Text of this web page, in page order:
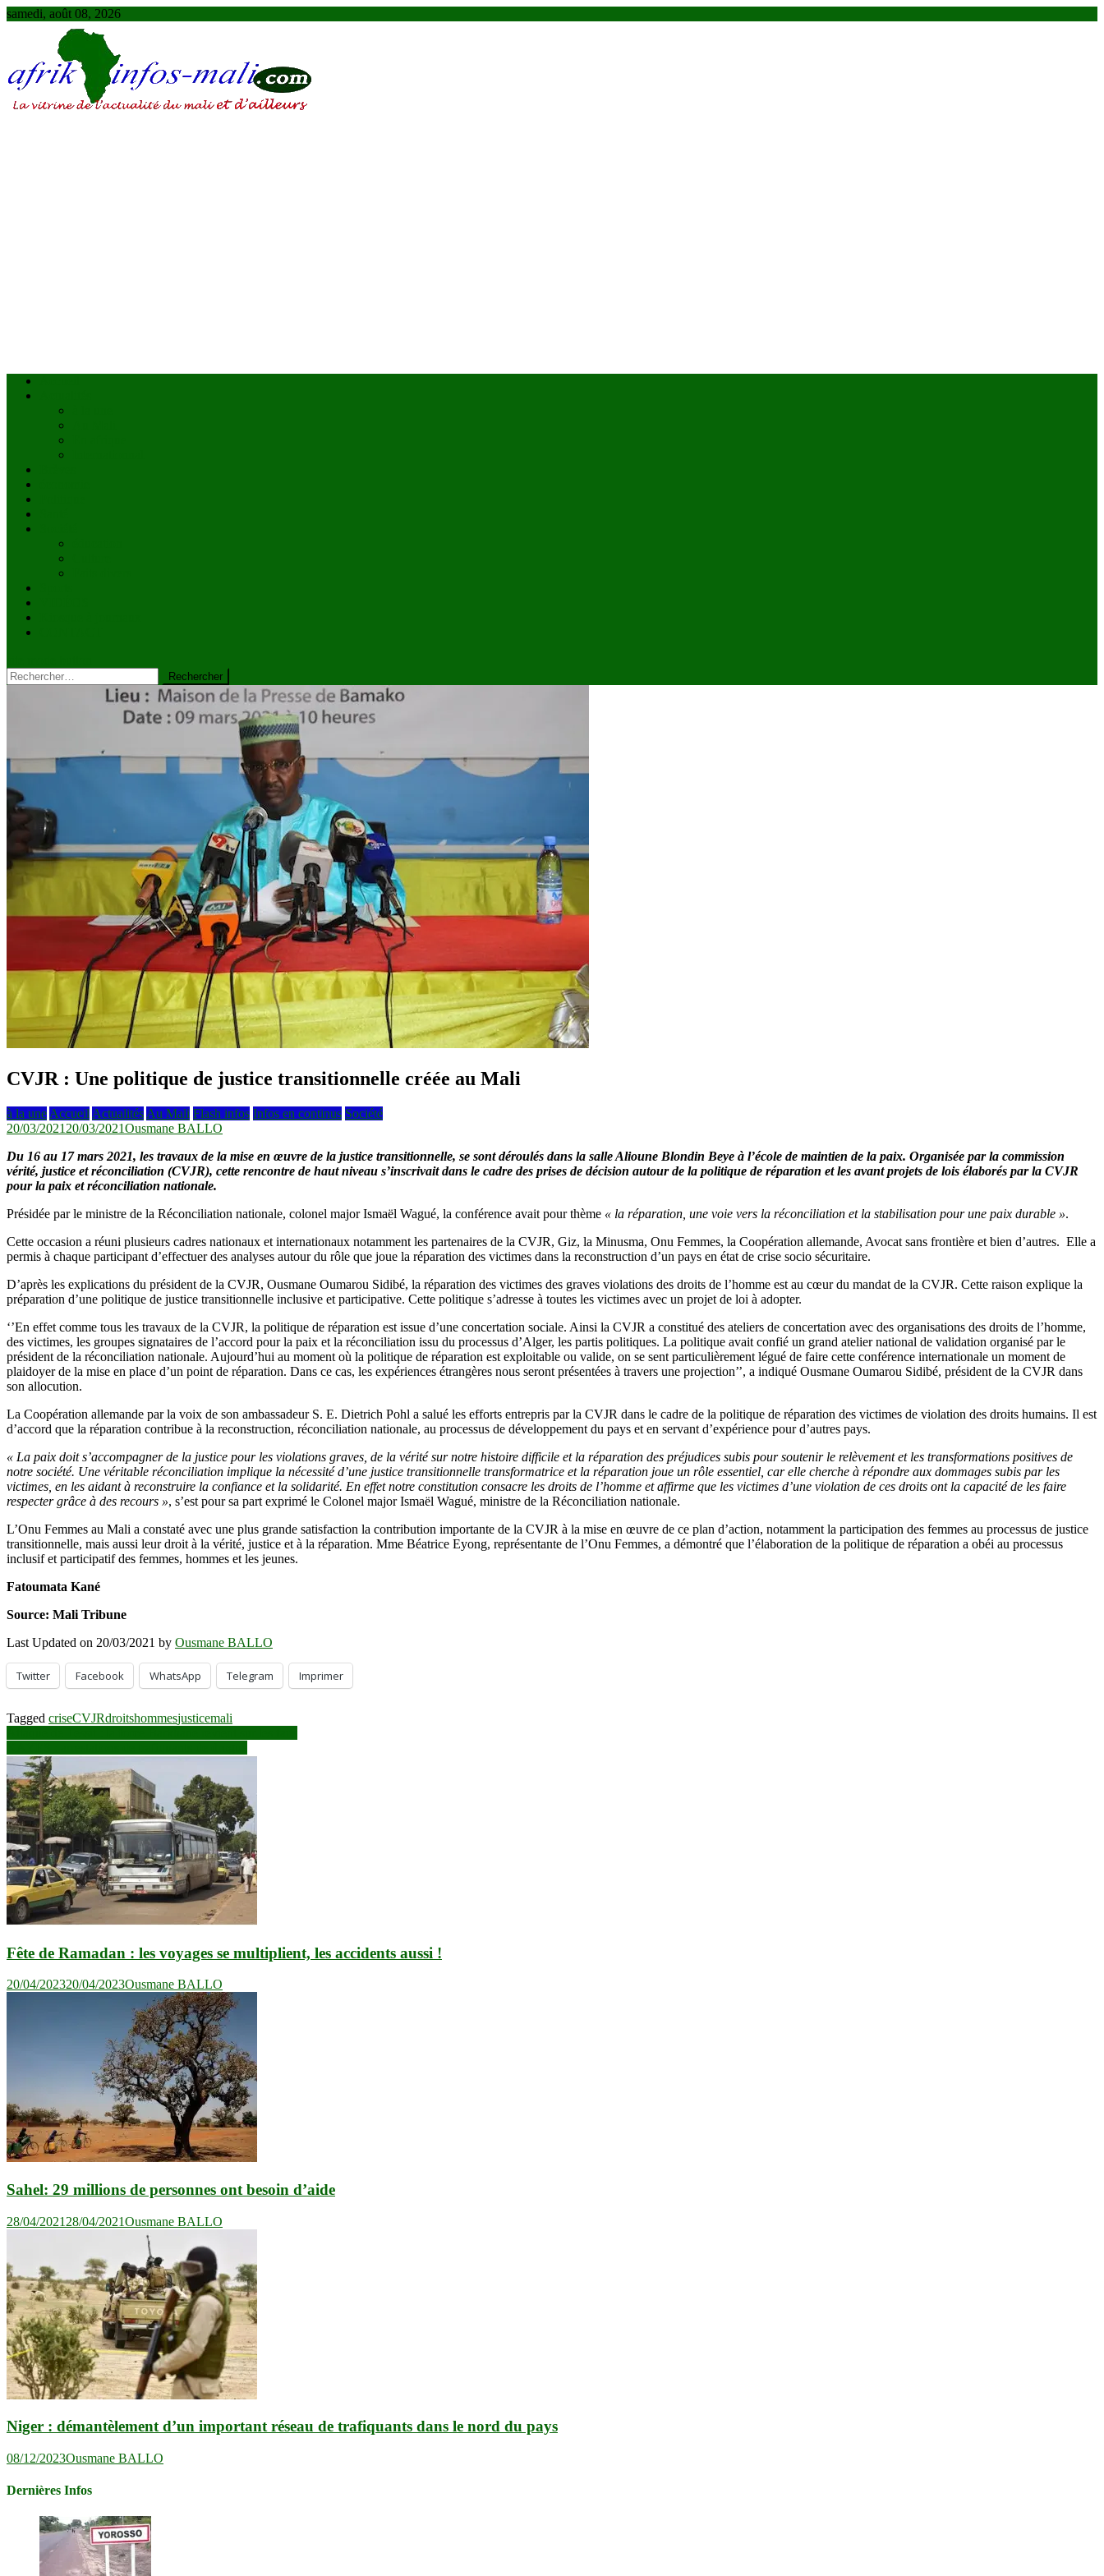
Skip
samedi, août 08, 2026
Rechercher :
CVJR : Une politique de justice transitionnelle créée au Mali
à la une Accueil Actualités Au Mali Flash infos Infos en continus Société
20/03/2021 20/03/2021Ousmane BALLO
Du 16 au 17 mars 2021, les travaux de la mise en œuvre de la justice transitionnelle, se sont déroulés dans la salle Alioune Blondin Beye à l’école de maintien de la paix. Organisée par la commission
vérité, justice et réconciliation (CVJR), cette rencontre de haut niveau s’inscrivait dans le cadre des prises de décision autour de la politique de réparation et les avant projets de lois élaborés par la CVJR
pour la paix et réconciliation nationale.
Présidée par le ministre de la Réconciliation nationale, colonel major Ismaël Wagué, la conférence avait pour thème « la réparation, une voie vers la réconciliation et la stabilisation pour une paix durable ».
Cette occasion a réuni plusieurs cadres nationaux et internationaux notamment les partenaires de la CVJR, Giz, la Minusma, Onu Femmes, la Coopération allemande, Avocat sans frontière et bien d’autres. Elle a
permis à chaque participant d’effectuer des analyses autour du rôle que joue la réparation des victimes dans la reconstruction d’un pays en état de crise socio sécuritaire.
D’après les explications du président de la CVJR, Ousmane Oumarou Sidibé, la réparation des victimes des graves violations des droits de l’homme est au cœur du mandat de la CVJR. Cette raison explique la
préparation d’une politique de justice transitionnelle inclusive et participative. Cette politique s’adresse à toutes les victimes avec un projet de loi à adopter.
‘’En effet comme tous les travaux de la CVJR, la politique de réparation est issue d’une concertation sociale. Ainsi la CVJR a constitué des ateliers de concertation avec des organisations des droits de l’homme,
des victimes, les groupes signataires de l’accord pour la paix et la réconciliation issu du processus d’Alger, les partis politiques. La politique avait confié un grand atelier national de validation organisé par le
président de la réconciliation nationale. Aujourd’hui au moment où la politique de réparation est exploitable ou valide, on se sent particulièrement légué de faire cette conférence internationale un moment de
plaidoyer de la mise en place d’un point de réparation. Dans ce cas, les expériences étrangères nous seront présentées à travers une projection’’, a indiqué Ousmane Oumarou Sidibé, président de la CVJR dans
son allocution.
La Coopération allemande par la voix de son ambassadeur S. E. Dietrich Pohl a salué les efforts entrepris par la CVJR dans le cadre de la politique de réparation des victimes de violation des droits humains. Il est
d’accord que la réparation contribue à la reconstruction, réconciliation nationale, au processus de développement du pays et en servant d’expérience pour d’autres pays.
« La paix doit s’accompagner de la justice pour les violations graves, de la vérité sur notre histoire difficile et la réparation des préjudices subis pour soutenir le relèvement et les transformations positives de
notre société. Une véritable réconciliation implique la nécessité d’une justice transitionnelle transformatrice et la réparation joue un rôle essentiel, car elle cherche à répondre aux dommages subis par les
victimes, en les aidant à reconstruire la confiance et la solidarité. En effet notre constitution consacre les droits de l’homme et affirme que les victimes d’une violation de ces droits ont la capacité de les faire
respecter grâce à des recours », s’est pour sa part exprimé le Colonel major Ismaël Wagué, ministre de la Réconciliation nationale.
L’Onu Femmes au Mali a constaté avec une plus grande satisfaction la contribution importante de la CVJR à la mise en œuvre de ce plan d’action, notamment la participation des femmes au processus de justice
transitionnelle, mais aussi leur droit à la vérité, justice et à la réparation. Mme Béatrice Eyong, représentante de l’Onu Femmes, a démontré que l’élaboration de la politique de réparation a obéi au processus
inclusif et participatif des femmes, hommes et les jeunes.
Fatoumata Kané
Source: Mali Tribune
Last Updated on 20/03/2021 by Ousmane BALLO
Twitter Facebook WhatsApp Telegram Imprimer
Tagged criseCVJRdroitshommesjusticemali
Navigation
de
l’article
Fête de Ramadan : les voyages se multiplient, les accidents aussi !
20/04/202320/04/2023Ousmane BALLO
Sahel: 29 millions de personnes ont besoin d’aide
28/04/2021 28/04/2021Ousmane BALLO
Niger : démantèlement d’un important réseau de trafiquants dans le nord du pays
08/12/2023Ousmane BALLO
Dernières Infos